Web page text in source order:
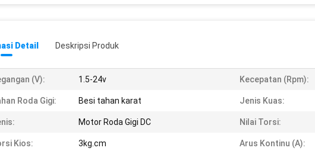
Detail Deskripsi Produk
(v): 1.5-24v Kecepatan (rpm):
Roda Gigi: Besi tahan karat Jenis Kuas:
Motor Roda Gigi DC Nilai Torsi:
Kios: 3kg.cm Arus Kontinu (a):